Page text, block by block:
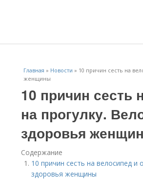
Главная » Новости » 10 причин сесть на
женщины
10 причин сесть
на прогулку.
здоровья
Содержание
10 причин сесть на велосипед и
здоровья женщины